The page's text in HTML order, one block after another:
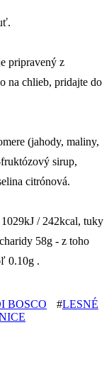
pripravený z
na chlieb, pridajte do
(jahody, maliny,
sirup,
citrónová.
1029kJ / 242kcal, tuky
58g - z toho
0.10g .
BOSCO #LESNÉ